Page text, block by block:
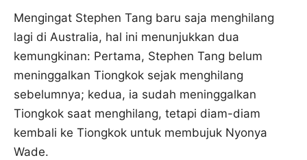
Mengingat Stephen Tang baru saja menghilang
lagi di Australia, hal ini menunjukkan dua
kemungkinan: Pertama, Stephen Tang belum
meninggalkan Tiongkok sejak menghilang
sebelumnya; kedua, ia sudah meninggalkan
Tiongkok saat menghilang, tetapi diam-diam
kembali ke Tiongkok untuk membujuk Nyonya
Wade.